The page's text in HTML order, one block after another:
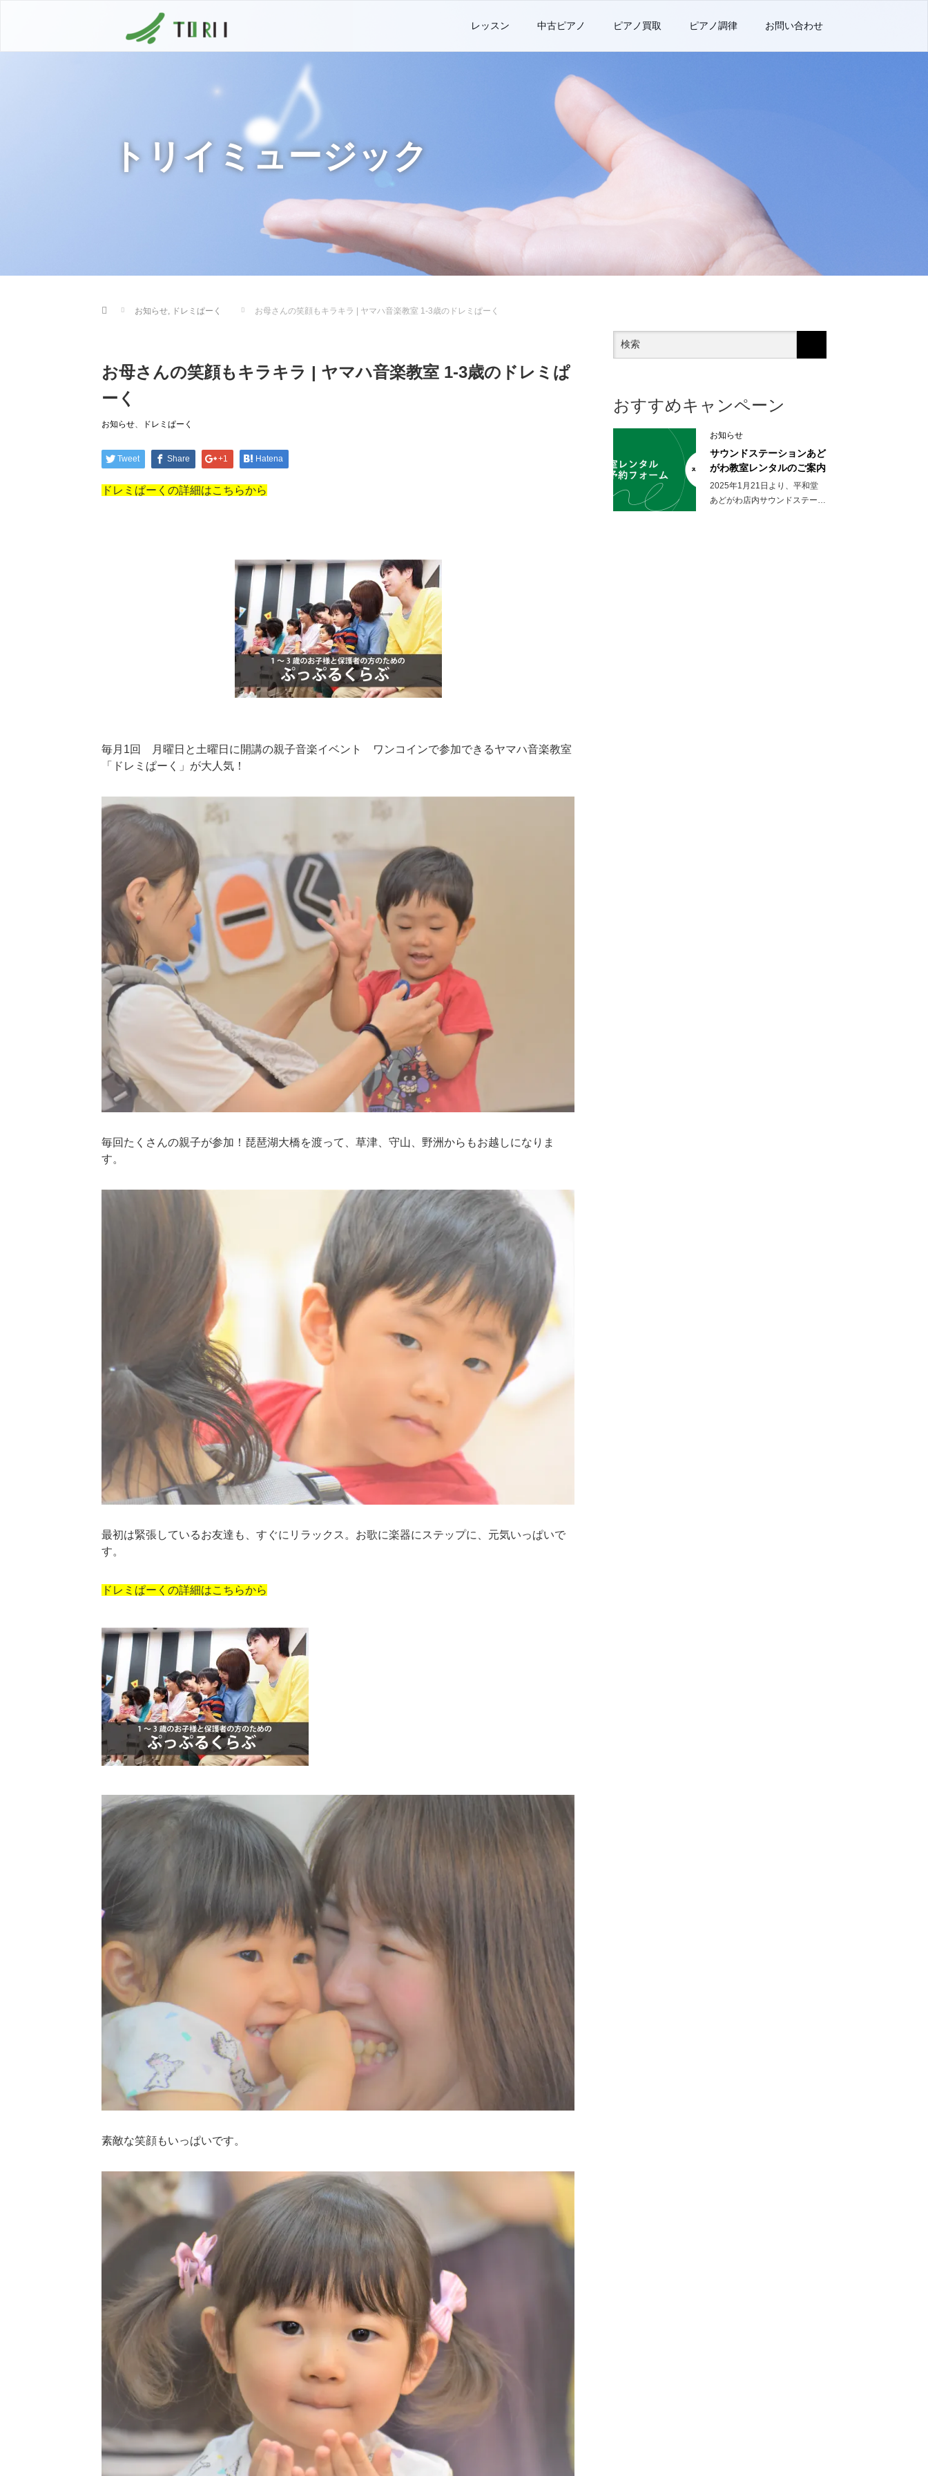
レッスン 中古ピアノ ピアノ買取 ピアノ調律 お問い合わせ
トリイミュージック
Home お知らせ, ドレミぱーく お母さんの笑顔もキラキラ | ヤマハ音楽教室 1-3歳のドレミぱーく
お母さんの笑顔もキラキラ | ヤマハ音楽教室 1-3歳のドレミぱ
ーく
お知らせ、 ドレミぱーく
Tweet Share +1 Hatena
ドレミぱーくの詳細はこちらから
毎月1回 月曜日と土曜日に開講の親子音楽イベント ワンコインで参加できるヤマハ音楽教室
「ドレミぱーく」が大人気！
毎回たくさんの親子が参加！琵琶湖大橋を渡って、草津、守山、野洲からもお越しになりま
す。
最初は緊張しているお友達も、すぐにリラックス。お歌に楽器にステップに、元気いっぱいで
す。
ドレミぱーくの詳細はこちらから
素敵な笑顔もいっぱいです。
おすすめキャンペーン
お知らせ
サウンドステーションあど
がわ教室レンタルのご案内
2025年1月21日より、平和堂
あどがわ店内サウンドステー…